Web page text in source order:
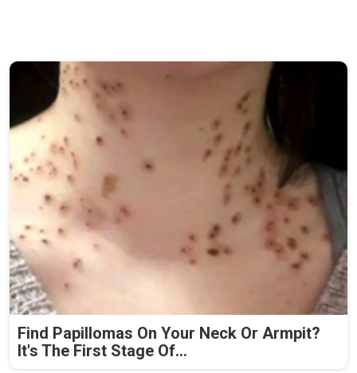
Find Papillomas On Your Neck Or Armpit?
It's The First Stage Of...